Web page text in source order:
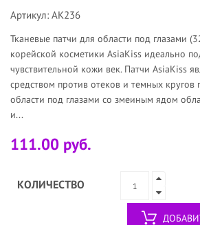
Артикул: АК236
Тканевые патчи для области под глазами
корейской косметики AsiaKiss идеально
чувствительной кожи век. Патчи AsiaKiss
средством против отеков и темных кругов
области под глазами со змеиным ядом
и...
111.00 руб.
КОЛИЧЕСТВО